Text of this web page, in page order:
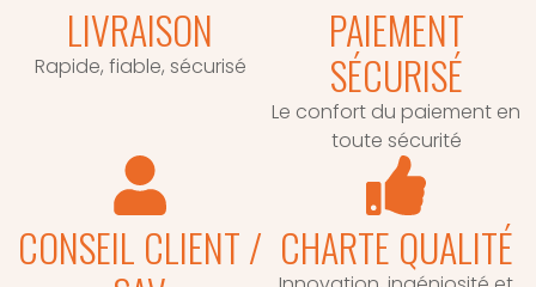
LIVRAISON
Rapide, fiable, sécurisé
PAIEMENT
SÉCURISÉ
Le confort du paiement en
toute sécurité
CONSEIL CLIENT / CHARTE QUALITÉ